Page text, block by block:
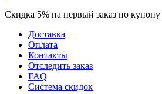
Скидка 5% на первый заказ по купону
Доставка
Оплата
Контакты
Отследить заказ
FAQ
Система скидок